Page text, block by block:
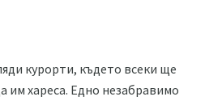
курорти, където всеки ще
им хареса. Едно незабравимо